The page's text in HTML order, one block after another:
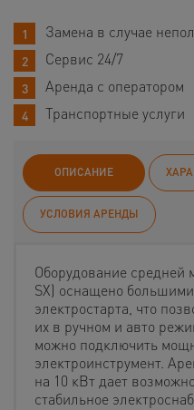
Замена в случае
Сервис 24/7
Аренда с оператором
Транспортные услуги
ОПИСАНИЕ
УСЛОВИЯ АРЕНДЫ
Оборудование средней
SX) оснащено
электростарта, что
их в ручном и авто
можно подключить
электроинструмент.
на 10 кВт дает
стабильное